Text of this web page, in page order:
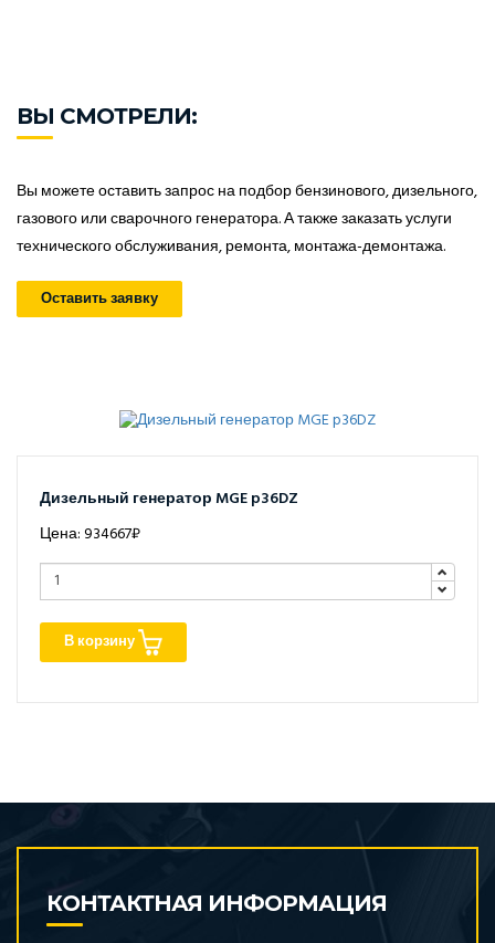
ВЫ СМОТРЕЛИ:
Вы можете оставить запрос на подбор бензинового, дизельного,
газового или сварочного генератора. А также заказать услуги
технического обслуживания, ремонта, монтажа-демонтажа.
Оставить заявку
Дизельный генератор MGE p36DZ
Цена: 934667₽
В корзину
КОНТАКТНАЯ ИНФОРМАЦИЯ